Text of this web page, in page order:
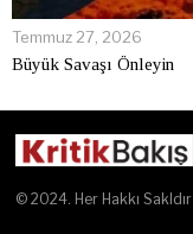
Temmuz 27, 2026
Büyük Savaşı Önleyin
© 2024. Her Hakkı Sakldır